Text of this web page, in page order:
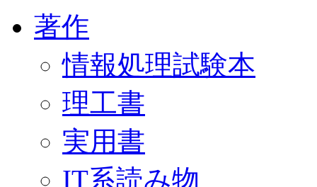
著作
情報処理試験本
理工書
実用書
IT系読み物